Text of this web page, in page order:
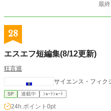
最
28
エスエフ短編集(8/12更新)
狂言巡
サイエンス・フィク
SF 連載中 ｼｮｰﾄｼｮｰﾄ
24h.ポイント 0pt